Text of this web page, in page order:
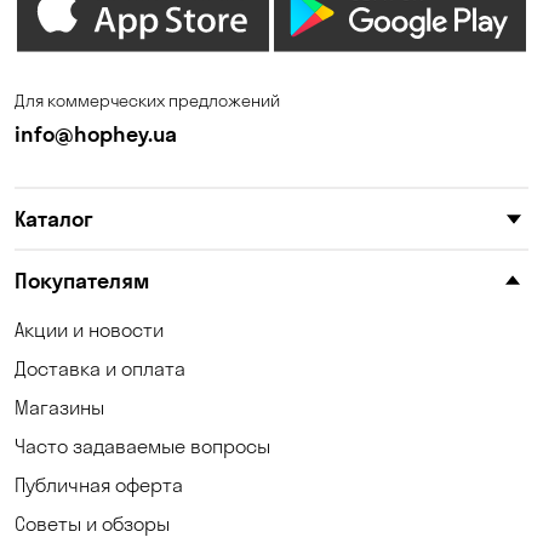
Елизаветовка Зазимье
Калиновка
Киев
Княжичи
Котовка
Кременчуг
Кривуши
Для коммерческих предложений
info@hophey.ua
Каталог
Покупателям
Акции и новости
Доставка и оплата
Магазины
Часто задаваемые вопросы
Публичная оферта
Советы и обзоры